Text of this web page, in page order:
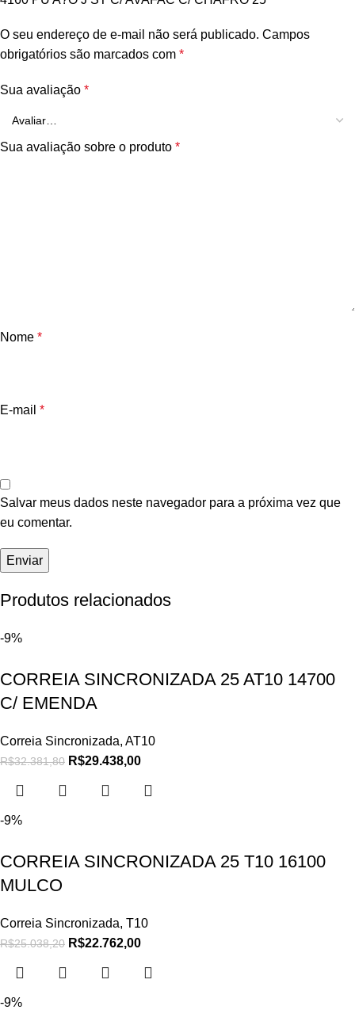
O seu endereço de e-mail não será publicado. Campos
obrigatórios são marcados com *
Sua avaliação *
Sua avaliação sobre o produto *
Nome *
E-mail *
Salvar meus dados neste navegador para a próxima vez que
eu comentar.
Produtos relacionados
-9%
CORREIA SINCRONIZADA 25 AT10 14700
C/ EMENDA
Correia Sincronizada, AT10
R$32.381,80 R$29.438,00
-9%
CORREIA SINCRONIZADA 25 T10 16100
MULCO
Correia Sincronizada, T10
R$25.038,20 R$22.762,00
-9%